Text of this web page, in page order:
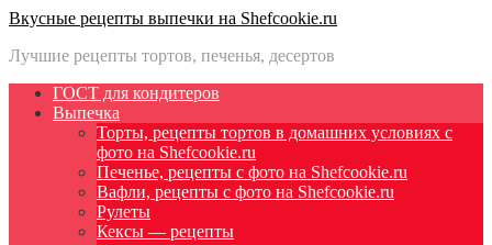
Вкусные рецепты выпечки на Shefcookie.ru
Лучшие рецепты тортов, печенья, десертов
ГОСТ для кондитеров
Выпечка
Торты, рецепты тортов в домашних условиях с
фото на Shefcookie.ru
Печенье, рецепты с фото на Shefcookie.ru
Вафли, рецепты с фото на Shefcookie.ru
Рулеты
Кексы — рецепты